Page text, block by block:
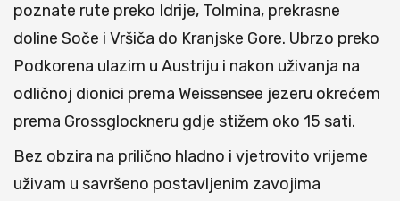
poznate rute preko Idrije, Tolmina, prekrasne
doline Soče i Vršiča do Kranjske Gore. Ubrzo preko
Podkorena ulazim u Austriju i nakon uživanja na
odličnoj dionici prema Weissensee jezeru okrećem
prema Grossglockneru gdje stižem oko 15 sati.
Bez obzira na prilično hladno i vjetrovito vrijeme
uživam u savršeno postavljenim zavojima